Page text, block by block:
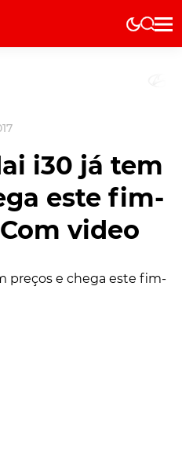
i30 já tem
este fim-
video